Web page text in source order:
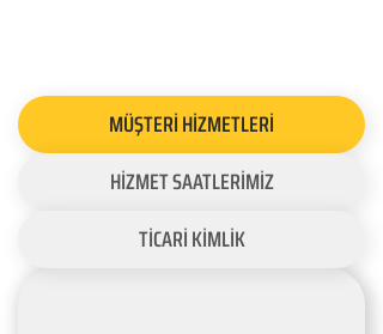
MÜŞTERİ HİZMETLERİ
HİZMET SAATLERİMİZ
TİCARİ KİMLİK